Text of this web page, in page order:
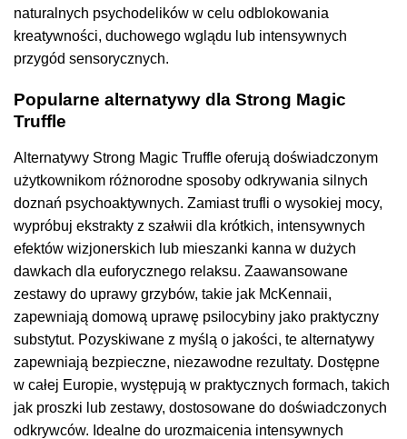
naturalnych psychodelików w celu odblokowania
kreatywności, duchowego wglądu lub intensywnych
przygód sensorycznych.
Popularne alternatywy dla Strong Magic
Truffle
Alternatywy Strong Magic Truffle oferują doświadczonym
użytkownikom różnorodne sposoby odkrywania silnych
doznań psychoaktywnych. Zamiast trufli o wysokiej mocy,
wypróbuj ekstrakty z szałwii dla krótkich, intensywnych
efektów wizjonerskich lub mieszanki kanna w dużych
dawkach dla euforycznego relaksu. Zaawansowane
zestawy do uprawy grzybów, takie jak McKennaii,
zapewniają domową uprawę psilocybiny jako praktyczny
substytut. Pozyskiwane z myślą o jakości, te alternatywy
zapewniają bezpieczne, niezawodne rezultaty. Dostępne
w całej Europie, występują w praktycznych formach, takich
jak proszki lub zestawy, dostosowane do doświadczonych
odkrywców. Idealne do urozmaicenia intensywnych